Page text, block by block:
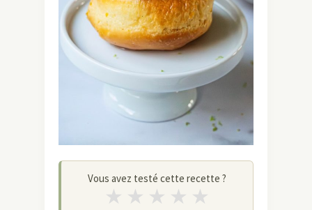
Vous avez testé cette recette ?
★ ★ ★ ★ ★